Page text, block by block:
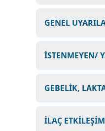
GENEL
İSTENMEYEN/
GEBELİK,
İLAÇ